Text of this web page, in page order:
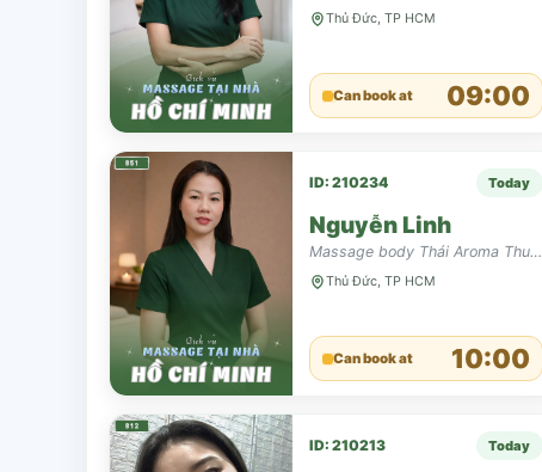
Thủ Đức, TP HCM
Can book at 09:00
ID: 210234 Today
Nguyễn Linh
Massage body Thái Aroma Thuỵ điển Cvg Foot
Thủ Đức, TP HCM
Can book at 10:00
ID: 210213 Today